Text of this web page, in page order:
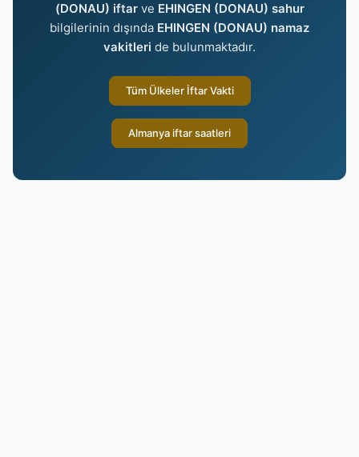
(DONAU) iftarve EHINGEN (DONAU) sahur
bilgilerinin dışında EHINGEN (DONAU) namaz
vakitleri de bulunmaktadır.
Tüm Ülkeler İftar Vakti
Almanya iftar saatleri